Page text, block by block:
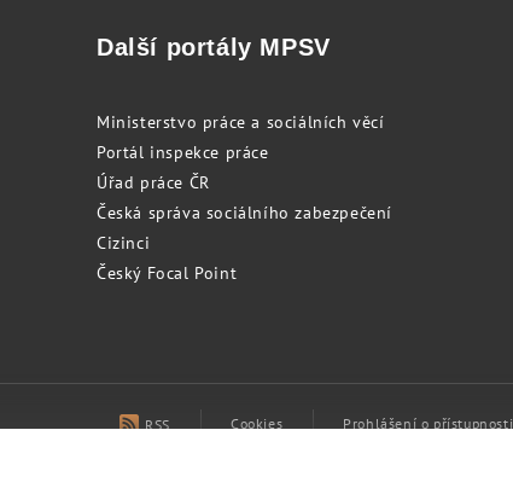
Další portály MPSV
Ministerstvo práce a sociálních věcí
Portál inspekce práce
Úřad práce ČR
Česká správa sociálního zabezpečení
Cizinci
Český Focal Point
RSS Cookies Prohlášení o přístupnosti